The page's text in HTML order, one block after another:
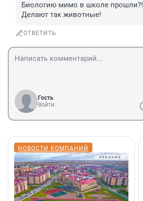
Биологию мимо в школе прошли?!
Делают так животные!
ОТВЕТИТЬ
Гость
Войти
НОВОСТИ КОМПАНИЙ